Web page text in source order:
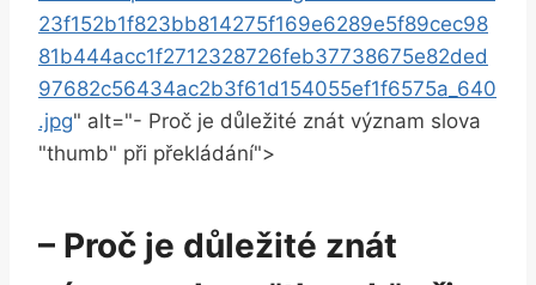
23f152b1f823bb814275f169e6289e5f89cec98
81b444acc1f2712328726feb37738675e82ded
97682c56434ac2b3f61d154055ef1f6575a_640
.jpg" alt="- Proč je důležité znát význam slova
"thumb" ‍při překládání">
– Proč je důležité znát